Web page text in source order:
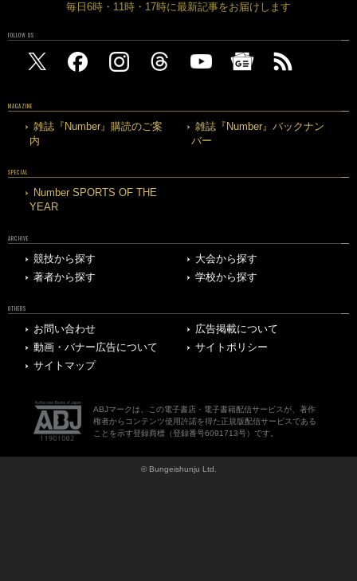
毎日6時・11時・17時に最新記事をお届けします
FOLLOW US
MAGAZINE
雑誌『Number』購読のご案
内
雑誌『Number』バックナン
バー
SPECIAL
Number SPORTS OF THE
YEAR
ARCHIVE
競技から探す
大会から探す
著者から探す
学校から探す
OTHERS
お問い合わせ
広告掲載について
動画・バナー広告について
サイトポリシー
サイトマップ
ABJマークは、この電子書店・電子書籍配信サービスが、著作
権者からコンテンツ使用許諾を得た正規版配信サービスである
ことを示す登録商標（登録番号6091713号）です。
© Bungeishunju Ltd.